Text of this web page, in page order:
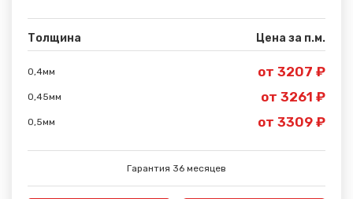
Толщина Цена за п.м.
0,4мм от 3207 ₽
0,45мм от 3261 ₽
0,5мм от 3309 ₽
Гарантия 36 месяцев